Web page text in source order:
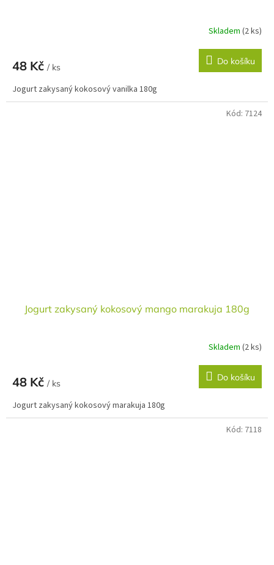
Skladem (2 ks)
48 Kč / ks
Do košíku
Jogurt zakysaný kokosový vanilka 180g
Jogurt zakysaný kokosový mango marakuja 180g
Skladem (2 ks)
48 Kč / ks
Do košíku
Jogurt zakysaný kokosový marakuja 180g
Kód: 7124
Kód: 7118